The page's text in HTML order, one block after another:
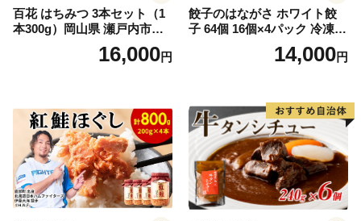
百花 はちみつ 3本セット（1
本300g）岡山県 瀬戸内市産
石黒農園 ヨーグルト パン 砂
糖の代わり 香り高い いい香
16,000円
餃子のはながさ ホワイト餃
子 64個 16個×4パック 冷凍
中華 点心 B級グルメ ご当地
野菜 おつまみ おかず 簡単調
ー ギフト お取り寄せ 日高市
14,000円